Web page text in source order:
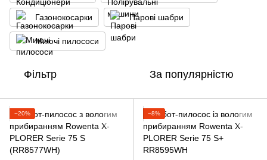
Газонокосарки Парові шабри
Миючі пилососи
Фільтр За популярністю
−20% −8%